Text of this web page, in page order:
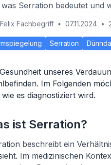
was Serration bedeutet und
Felix Fachbegriff • 07.11.2024 •
Serration
unseres
Im Folgenden
es diagnostiziert wird.
ist Serration?
beschreibt ein
Im medizinischen